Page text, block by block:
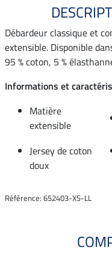
Débardeur classique et
extensible. Disponible
95 % coton, 5 %
Informations et
Matière
extensible
Jersey de coton
doux
Référence: 652403-XS-LL